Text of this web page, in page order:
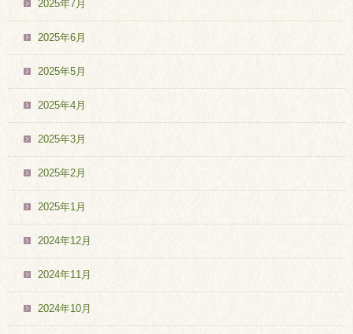
2025年7月
2025年6月
2025年5月
2025年4月
2025年3月
2025年2月
2025年1月
2024年12月
2024年11月
2024年10月